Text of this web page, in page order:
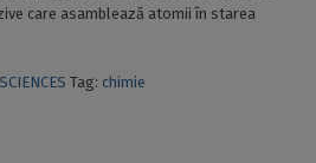
care asamblează atomii în starea
Tag: chimie